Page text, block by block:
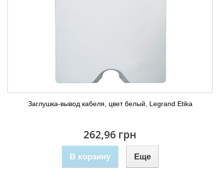
Заглушка-вывод кабеля, цвет белый, Legrand Etika
262,96 грн
В корзину Еще